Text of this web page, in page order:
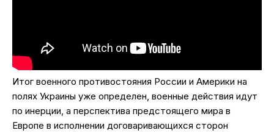
Итог военного противостояния России и Америки на
полях Украины уже определен, военные действия идут
по инерции, а перспектива предстоящего мира в
Европе в исполнении договаривающихся сторон